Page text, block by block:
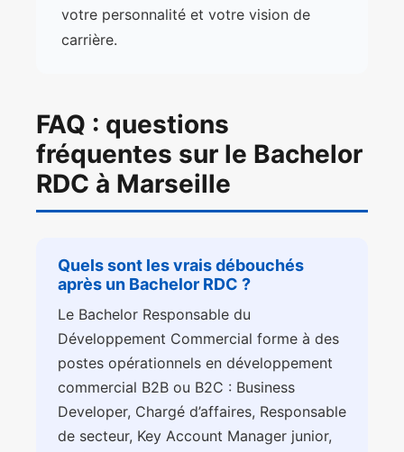
votre personnalité et votre vision de
carrière.
FAQ : questions
fréquentes sur le Bachelor
RDC à Marseille
Quels sont les vrais débouchés
après un Bachelor RDC ?
Le Bachelor Responsable du
Développement Commercial forme à des
postes opérationnels en développement
commercial B2B ou B2C : Business
Developer, Chargé d’affaires, Responsable
de secteur, Key Account Manager junior,